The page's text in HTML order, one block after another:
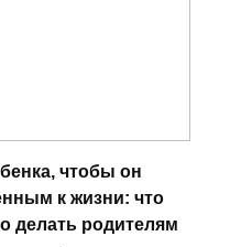
чтобы он
к жизни: что
делать родителям